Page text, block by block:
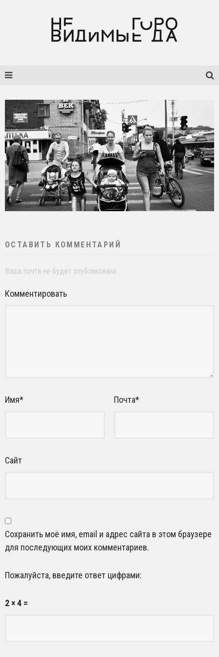
ОСТАВИТЬ КОММЕНТАРИЙ
Ваша почта не будет опубликована
Комментировать
Имя* Почта*
Сайт
Сохранить моё имя, email и адрес сайта в этом браузере
для последующих моих комментариев.
Пожалуйста, введите ответ цифрами:
2 × 4 =